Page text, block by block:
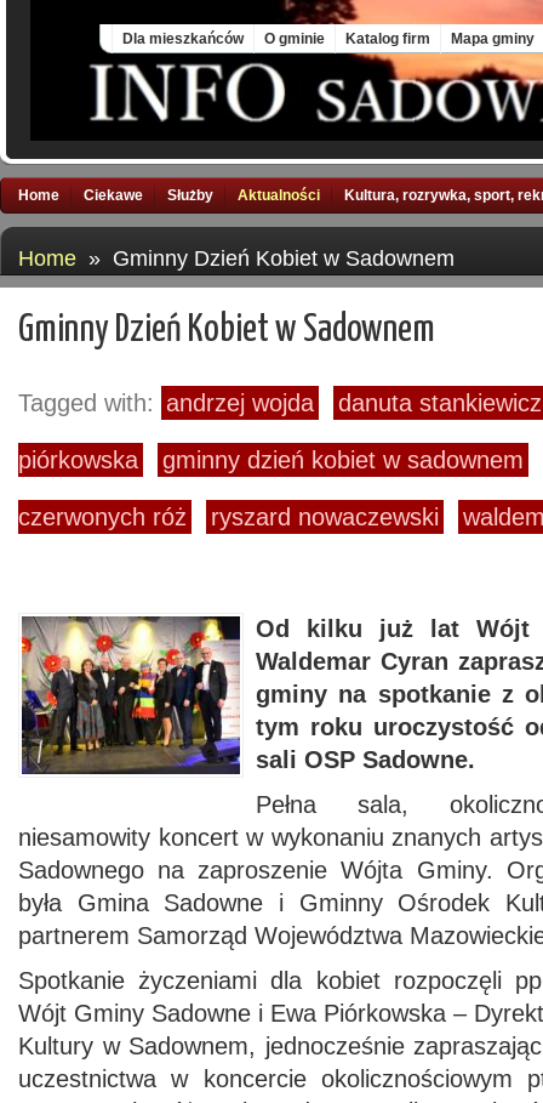
Dla mieszkańców O gminie Katalog firm Mapa gminy
Home Ciekawe Służby Aktualności Kultura, rozrywka, sport,
Home » Gminny Dzień Kobiet w Sadownem
Gminny Dzień Kobiet w Sadownem
Tagged with: andrzej wojda danuta stankiewicz
piórkowska gminny dzień kobiet w sadownem
czerwonych róż ryszard nowaczewski
Od kilku już lat Wójt
Waldemar Cyran
gminy na spotkanie z
tym roku uroczystość
sali OSP Sadowne.
Pełna sala,
niesamowity koncert w wykonaniu znanych
Sadownego na zaproszenie Wójta Gminy.
była Gmina Sadowne i Gminny Ośrodek
partnerem Samorząd Województwa
Spotkanie życzeniami dla kobiet rozpoczęli
Wójt Gminy Sadowne i Ewa Piórkowska –
Kultury w Sadownem, jednocześnie
uczestnictwa w koncercie okolicznościowym